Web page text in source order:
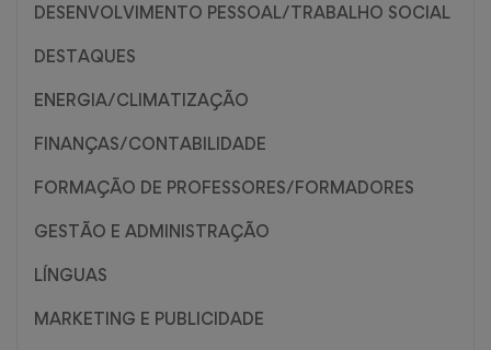
DESENVOLVIMENTO PESSOAL/TRABALHO SOCIAL
DESTAQUES
ENERGIA/CLIMATIZAÇÃO
FINANÇAS/CONTABILIDADE
FORMAÇÃO DE PROFESSORES/FORMADORES
GESTÃO E ADMINISTRAÇÃO
LÍNGUAS
MARKETING E PUBLICIDADE